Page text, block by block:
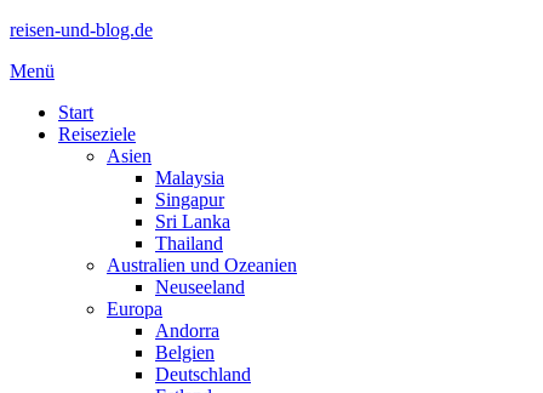
reisen-und-blog.de
Menü
Start
Reiseziele
Asien
Malaysia
Singapur
Sri Lanka
Thailand
Australien und Ozeanien
Neuseeland
Europa
Andorra
Belgien
Deutschland